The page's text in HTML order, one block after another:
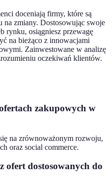
doceniają firmy, które są
na zmiany. Dostosowując swoje
rynku, osiągniesz przewagę
na bieżąco z innowacjami
Zainwestowane w analizę
oczekiwań klientów.
zakupowych w
na zrównoważonym rozwoju,
oraz social commerce.
ofert dostosowanych do